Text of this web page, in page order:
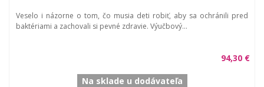
Veselo i názorne o tom, čo musia deti robiť, aby sa ochránili pred
baktériami a zachovali si pevné zdravie. Výučbový...
94,30 €
Na sklade u dodávateľa